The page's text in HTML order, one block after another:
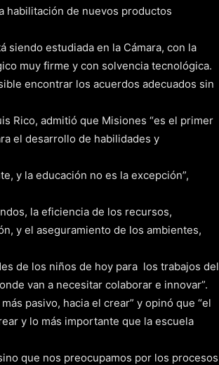
habilitación de nuevos productos
siendo estudiada en la Cámara, con la
muy firme y con solvencia tecnológica.
encontrar los acuerdos adecuados sin
Rico, admitió que Misiones “es el primer
el desarrollo de habilidades y
y la educación no es la excepción”,
la eficiencia de los recursos,
y el aseguramiento de los ambientes,
de los niños de hoy para los trabajos del
van a necesitar colaborar e innovar”.
pasivo, hacia el crear” y opinó que “el
y lo más importante que la escuela
que nos preocupamos por los procesos